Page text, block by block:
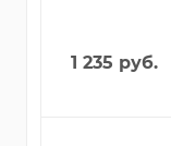
1 235 руб.